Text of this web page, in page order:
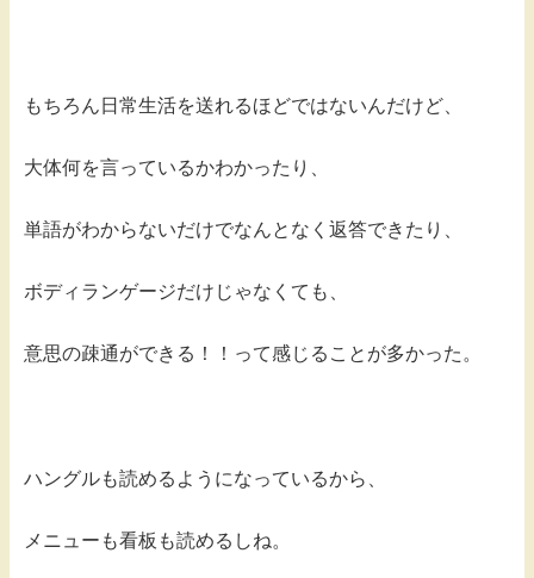
もちろん日常生活を送れるほどではないんだけど、
大体何を言っているかわかったり、
単語がわからないだけでなんとなく返答できたり、
ボディランゲージだけじゃなくても、
意思の疎通ができる！！って感じることが多かった。
ハングルも読めるようになっているから、
メニューも看板も読めるしね。